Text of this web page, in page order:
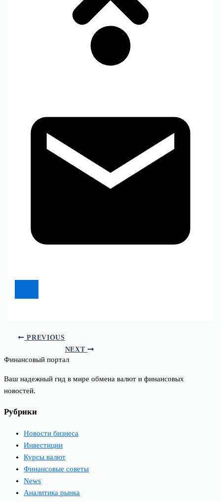
PREVIOUS
NEXT
Финансовый портал
Ваш надежный гид в мире обмена валют и финансовых
новостей.
Рубрики
Новости бизнеса
Инвестиции
Курсы валют
Финансовые советы
News
Аналитика рынка